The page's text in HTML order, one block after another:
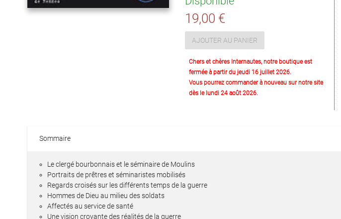
19,00 €
AJOUTER AU PANIER
Chers et chères Internautes, notre boutique est
fermée à partir du jeudi 16 juillet 2026.
Vous pourrez commander à nouveau sur notre site
dès le lundi 24 août 2026.
Sommaire
Le clergé bourbonnais et le séminaire de Moulins
Portraits de prêtres et séminaristes mobilisés
Regards croisés sur les différents temps de la guerre
Hommes de Dieu au milieu des soldats
Affectés au service de santé
Une vision croyante des réalités de la guerre